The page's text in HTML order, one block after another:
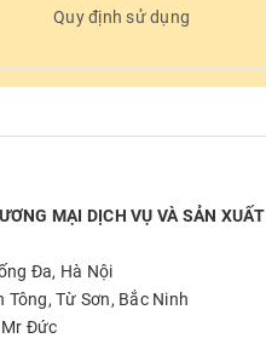
Quy định sử dụng
MẠI DỊCH VỤ VÀ SẢN XUẤT
Đa, Hà Nội
Từ Sơn, Bắc Ninh
Đức